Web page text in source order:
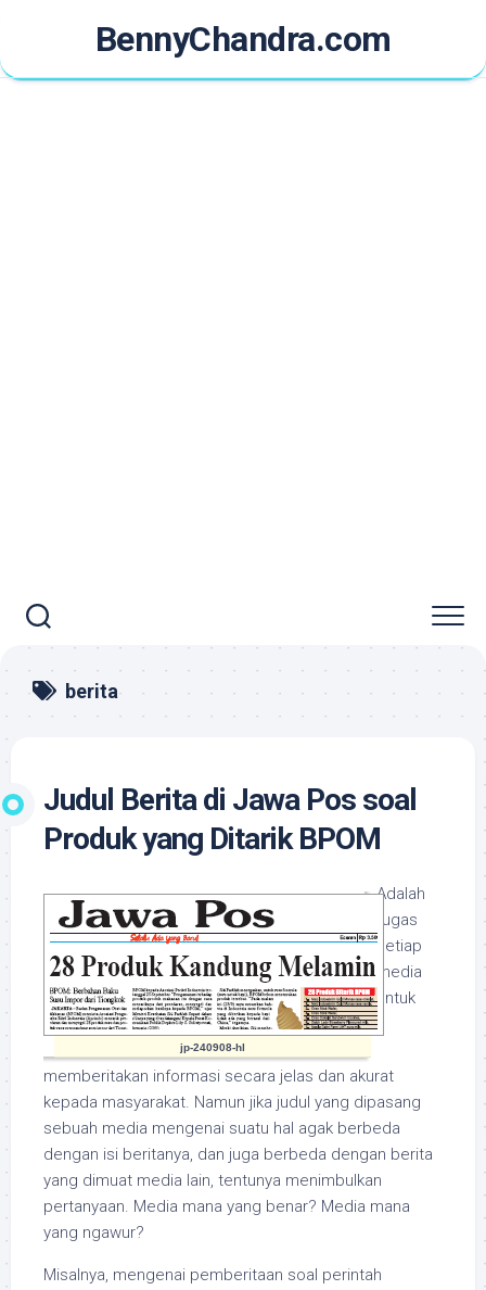
content
BennyChandra.com
berita
Judul Berita di Jawa Pos soal
Produk yang Ditarik BPOM
jp-240908-hl
Adalah
tugas
setiap
media
untuk
memberitakan informasi secara jelas dan akurat
kepada masyarakat. Namun jika judul yang dipasang
sebuah media mengenai suatu hal agak berbeda
dengan isi beritanya, dan juga berbeda dengan berita
yang dimuat media lain, tentunya menimbulkan
pertanyaan. Media mana yang benar? Media mana
yang ngawur?
Misalnya, mengenai pemberitaan soal perintah